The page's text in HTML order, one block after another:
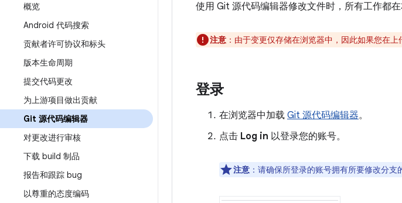
概览
Android 代码搜索
贡献者许可协议和标头
版本生命周期
提交代码更改
为上游项目做出贡献
Git 源代码编辑器
对更改进行审核
下载 build 制品
报告和跟踪 bug
以尊重的态度编码
使用 Git 源代码编辑器修改文件时，所有工作都
注意 ：由于变更仅存储在浏览器中，因此如果您在
登录
在浏览器中加载 Git 源代码编辑器。
点击 Log in 以登录您的账号。
注意 ：请确保所登录的账号拥有所要修改分支